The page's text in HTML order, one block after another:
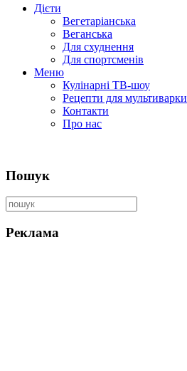
Дієти
Вегетаріанська
Веганська
Для схуднення
Для спортсменів
Меню
Кулінарні ТВ-шоу
Рецепти для мультиварки
Контакти
Про нас
Пошук
Реклама